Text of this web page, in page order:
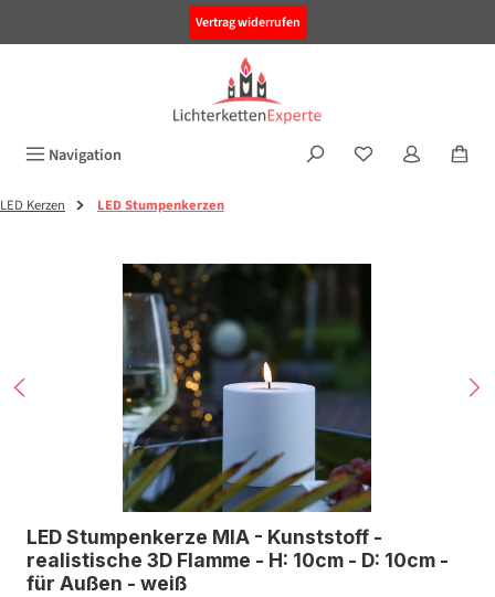
Vertrag widerrufen
Navigation
LED Kerzen LED Stumpenkerzen
Bildergalerie überspringen
LED Stumpenkerze MIA - Kunststoff -
realistische 3D Flamme - H: 10cm - D: 10cm -
für Außen - weiß